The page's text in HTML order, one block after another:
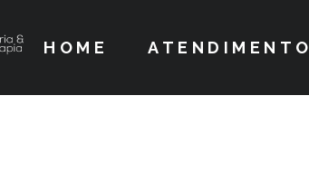
HOME ATENDIMENTO